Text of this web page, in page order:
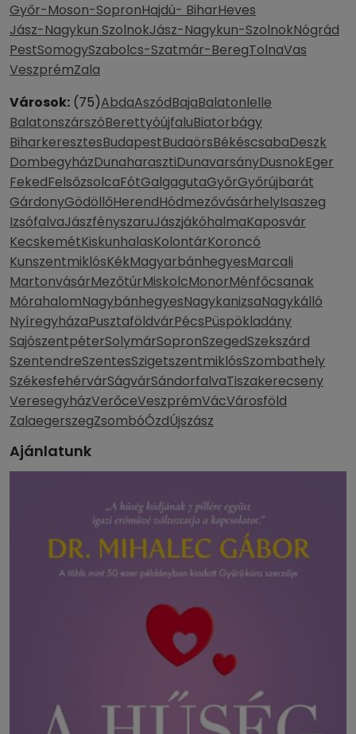
Győr-Moson-SopronHajdú- BiharHeves
Jász-Nagykun SzolnokJász-Nagykun-SzolnokNógrád
PestSomogySzabolcs-Szatmár-BeregTolnaVas
VeszprémZala
Városok: (75)AbdaAszódBajaBalatonlelle
BalatonszárszóBerettyóújfaluBiatorbágy
BiharkeresztesBudapestBudaörsBékéscsabaDeszk
DombegyházDunaharasztiDunavarsányDusnokEger
FekedFelsőzsolcaFótGalgagutaGyőrGyőrújbarát
GárdonyGödöllőHerendHódmezővásárhelyIsaszeg
IzsófalvaJászfényszaruJászjákóhalmaKaposvár
KecskemétKiskunhalasKolontárKoroncó
KunszentmiklósKékMagyarbánhegyesMarcali
MartonvásárMezőtúrMiskolcMonorMénfőcsanak
MórahalomNagybánhegyesNagykanizsaNagykálló
NyíregyházaPusztaföldvárPécsPüspökladány
SajószentpéterSolymárSopronSzegedSzekszárd
SzentendreSzentesSzigetszentmiklósSzombathely
SzékesfehérvárSágvárSándorfalvaTiszakerecseny
VeresegyházVerőceVeszprémVácVárosföld
ZalaegerszegZsombóÓzdÚjszász
Ajánlatunk